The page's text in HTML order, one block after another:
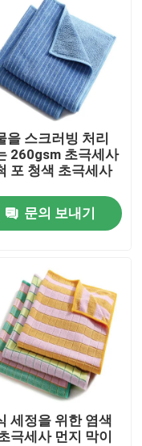
유
을 스크러빙 처리
260gsm 초극세사
포 청색 초극세사
문의 보내기
세정을 위한 염색
극세사 먼지 막이